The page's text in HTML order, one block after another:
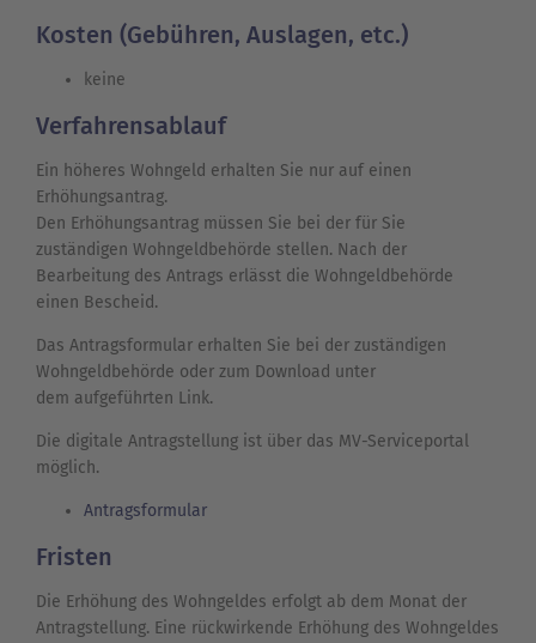
Kosten (Gebühren, Auslagen, etc.)
keine
Verfahrensablauf
Ein höheres Wohngeld erhalten Sie nur auf einen
Erhöhungsantrag.
Den Erhöhungsantrag müssen Sie bei der für Sie
zuständigen Wohngeldbehörde stellen. Nach der
Bearbeitung des Antrags erlässt die Wohngeldbehörde
einen Bescheid.
Das Antragsformular erhalten Sie bei der zuständigen
Wohngeldbehörde oder zum Download unter
dem aufgeführten Link.
Die digitale Antragstellung ist über das MV-Serviceportal
möglich.
Antragsformular
Fristen
Die Erhöhung des Wohngeldes erfolgt ab dem Monat der
Antragstellung. Eine rückwirkende Erhöhung des Wohngeldes